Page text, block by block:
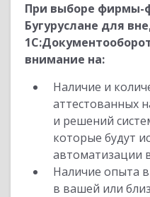
При выборе фирмы-
Бугуруслане для
внимание на:
Наличие и
аттестованных
и решений
которые будут
автоматизации
Наличие опыта
в вашей или